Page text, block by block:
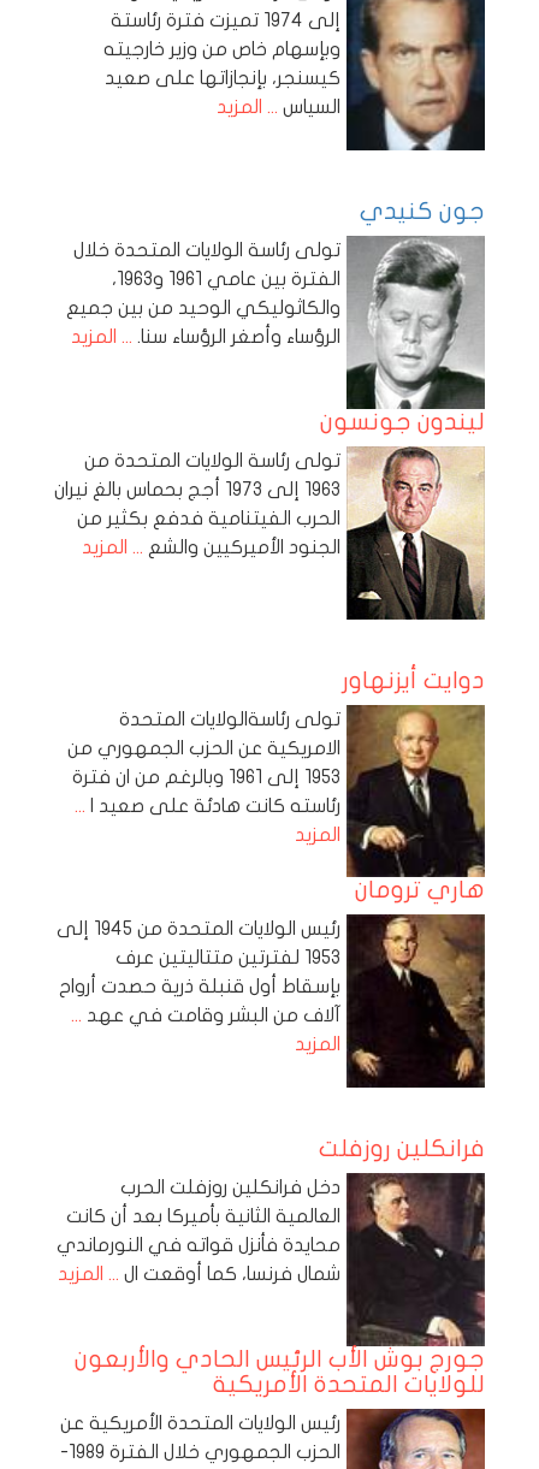
إلى 1974 تميزت فترة رئاستة
وبإسهام خاص من وزير خارجيته
كيسنجر، بإنجازاتها على صعيد
السياس ... المزيد
جون كنيدي
تولى رئاسة الولايات المتحدة خلال
الفترة بين عامي 1961 و1963،
والكاثوليكي الوحيد من بين جميع
الرؤساء وأصغر الرؤساء سنا. ... المزيد
ليندون جونسون
تولى رئاسة الولايات المتحدة من
1963 إلى 1973 أجج بحماس بالغ نيران
الحرب الفيتنامية فدفع بكثير من
الجنود الأميركيين والشع ... المزيد
دوايت أيزنهاور
تولى رئاسةالولايات المتحدة
الامريكية عن الحزب الجمهوري من
1953 إلى 1961 وبالرغم من ان فترة
رئاسته كانت هادئة على صعيد ا ...
المزيد
هاري ترومان
رئيس الولايات المتحدة من 1945 إلى
1953 لفترتين متتاليتين عرف
بإسقاط أول قنبلة ذرية حصدت أرواح
آلاف من البشر وقامت في عهد ...
المزيد
فرانكلين روزفلت
دخل فرانكلين روزفلت الحرب
العالمية الثانية بأميركا بعد أن كانت
محايدة فأنزل قواته في النورماندي
شمال فرنسا، كما أوقعت ال ... المزيد
جورج بوش الأب الرئيس الحادي والأربعون
للولايات المتحدة الأمريكية
رئيس الولايات المتحدة الأمريكية عن
الحزب الجمهوري خلال الفترة 1989-